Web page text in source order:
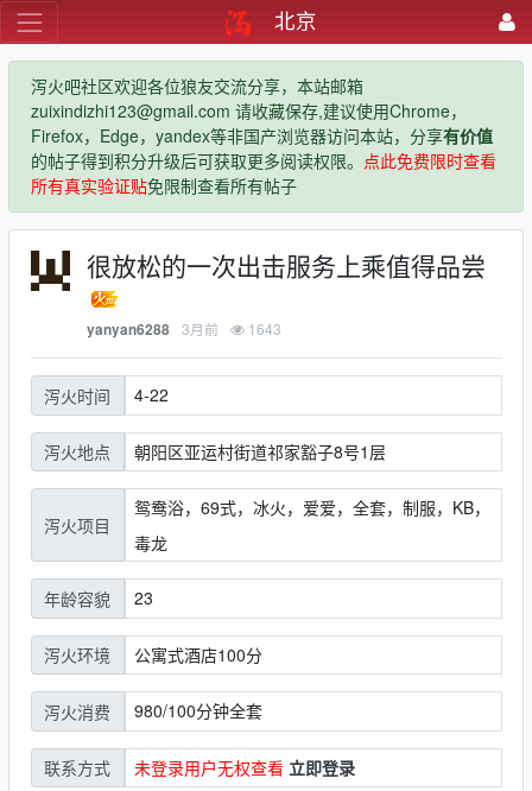
北京
泻火吧社区欢迎各位狼友交流分享，本站邮箱
zuixindizhi123@gmail.com 请收藏保存,建议使用Chrome，
Firefox，Edge，yandex等非国产浏览器访问本站，分享有价值
的帖子得到积分升级后可获取更多阅读权限。 点此免费限时查看
所有真实验证贴免限制查看所有帖子
很放松的一次出击服务上乘值得品尝
yanyan6288 3月前 1643
泻火时间 4-22
泻火地点 朝阳区亚运村街道祁家豁子8号1层
泻火项目
鸳鸯浴，69式，冰火，爱爱，全套，制服，KB，
毒龙
年龄容貌 23
泻火环境 公寓式酒店100分
泻火消费 980/100分钟全套
联系方式 未登录用户无权查看 立即登录